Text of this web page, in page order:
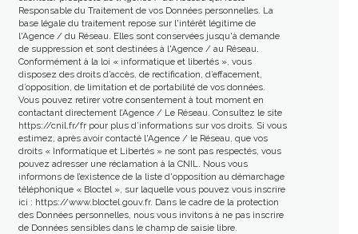
Responsable du Traitement de vos Données personnelles. La
base légale du traitement repose sur l'intérêt légitime de
l'Agence / du Réseau. Elles sont conservées jusqu'à demande
de suppression et sont destinées à l'Agence / au Réseau.
Conformément à la loi « informatique et libertés », vous
disposez des droits d’accès, de rectification, d’effacement,
d’opposition, de limitation et de portabilité de vos données.
Vous pouvez retirer votre consentement à tout moment en
contactant directement l’Agence / Le Réseau. Consultez le site
https://cnil.fr/frpour plus d’informations sur vos droits. Si vous
estimez, après avoir contacté l'Agence / le Réseau, que vos
droits « Informatique et Libertés » ne sont pas respectés, vous
pouvez adresser une réclamation à la CNIL. Nous vous
informons de l’existence de la liste d'opposition au démarchage
téléphonique « Bloctel », sur laquelle vous pouvez vous inscrire
ici : https://www.bloctel.gouv.fr. Dans le cadre de la protection
des Données personnelles, nous vous invitons à ne pas inscrire
de Données sensibles dans le champ de saisie libre.